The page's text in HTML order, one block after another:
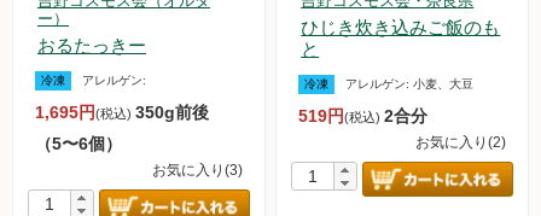
新規一般会員登録
無農薬米・雑穀
無農薬豆
パン・蜂蜜・ジャム他
国産大豆の加工品
ー）
おるたっきー
冷凍 アレルゲン:
1,695円(税込) 350g前後
（5〜6個）
お気に入り(3)
ひじき炊き込みご飯のも
と
冷凍 アレルゲン:小麦、大豆
519円(税込)2合分
お気に入り(2)